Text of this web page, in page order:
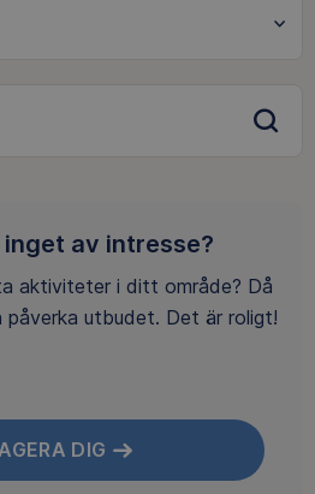
av intresse?
aktiviteter i ditt område? Då
påverka utbudet. Det är roligt!
DIG